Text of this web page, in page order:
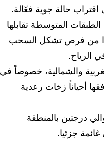
حالة جوية فعّالة.
المتوسطة تقابلها
هذا من فرص تشكل السحب
الرياح.
والشمالية، خصوصاً في
أحياناً زخات رعدية
درجتين بالمنطقة
جزئيا.